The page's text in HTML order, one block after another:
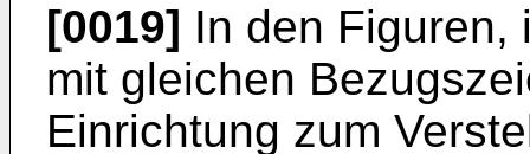
[0019] In den Figuren,
mit gleichen
Einrichtung zum